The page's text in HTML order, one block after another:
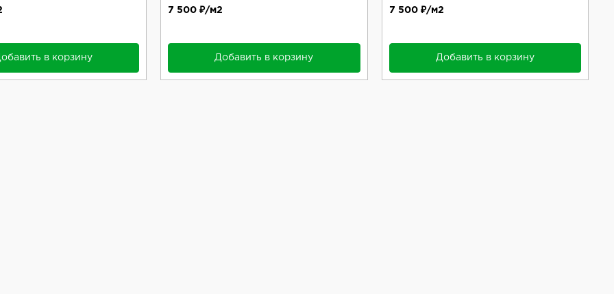
в корзину
7 500 ₽/м2
Добавить в корзину
7 500 ₽/м2
Добавить в корзину